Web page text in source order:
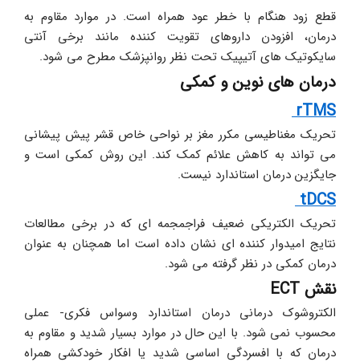
سایکوتیک های آتیپیک تحت نظر روانپزشک مطرح می شود.
درمان های نوین و کمکی
rTMS
جایگزین درمان استاندارد نیست.
tDCS
درمان کمکی در نظر گرفته می شود.
نقش ECT